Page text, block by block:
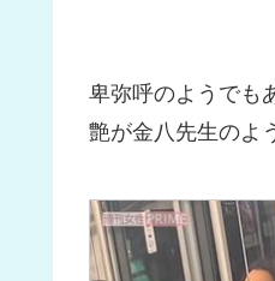
卑弥呼のようでも
艶が金八先生のよ